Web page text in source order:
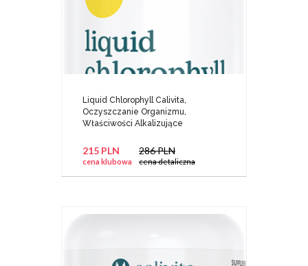
Liquid Chlorophyll Calivita,
Oczyszczanie Organizmu,
Właściwości Alkalizujące
215 PLN
cena klubowa
286 PLN
cena detaliczna